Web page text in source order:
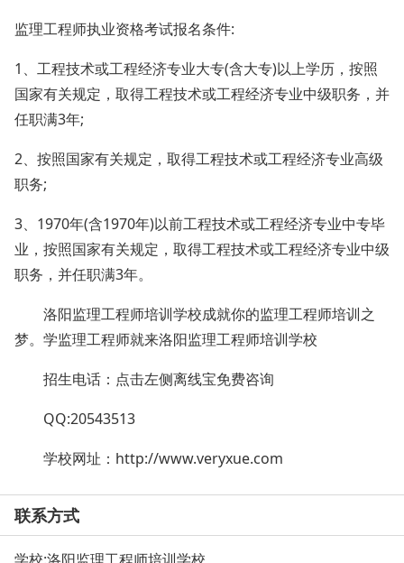
监理工程师执业资格考试报名条件:
1、工程技术或工程经济专业大专(含大专)以上学历，按照
国家有关规定，取得工程技术或工程经济专业中级职务，并
任职满3年;
2、按照国家有关规定，取得工程技术或工程经济专业高级
职务;
3、1970年(含1970年)以前工程技术或工程经济专业中专毕
业，按照国家有关规定，取得工程技术或工程经济专业中级
职务，并任职满3年。
洛阳监理工程师培训学校成就你的监理工程师培训之
梦。学监理工程师就来洛阳监理工程师培训学校
招生电话：点击左侧离线宝免费咨询
QQ:20543513
学校网址： http://www.veryxue.com
联系方式